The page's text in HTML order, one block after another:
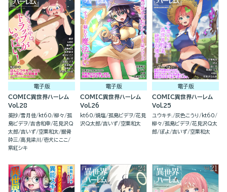
電子版
COMIC異世界ハーレム
Vol.28
葵抄 雪月佳 kt60 柳々 孤
島ビデヲ 吉舎和幸 花見沢Q
太郎 吉いず 空栗和太 掘骨
砕三 高見梁川
壱犬にここ
紫紅シキ
電子版
COMIC異世界ハーレム
Vol.26
kt60 焼塩 孤島ビデヲ 花見
沢Q太郎 吉いず 空栗和太
電子版
COMIC異世界ハーレム
Vol.25
ユウキチ. 灰色こうり
kt60
柳々 孤島ビデヲ 花見沢Q太
郎 ぽよ 吉いず 空栗和太